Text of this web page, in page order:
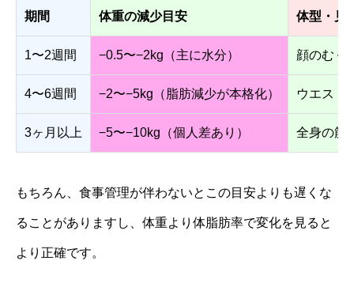
期間 体重の減少目安 体型・見
1〜2週間 −0.5〜−2kg（主に水分） 顔のむく
4〜6週間 −2〜−5kg（脂肪減少が本格化） ウエスト
3ヶ月以上 −5〜−10kg（個人差あり） 全身の筋
もちろん、食事管理が伴わないとこの目安よりも遅くな
ることがありますし、体重より体脂肪率で変化を見ると
より正確です。